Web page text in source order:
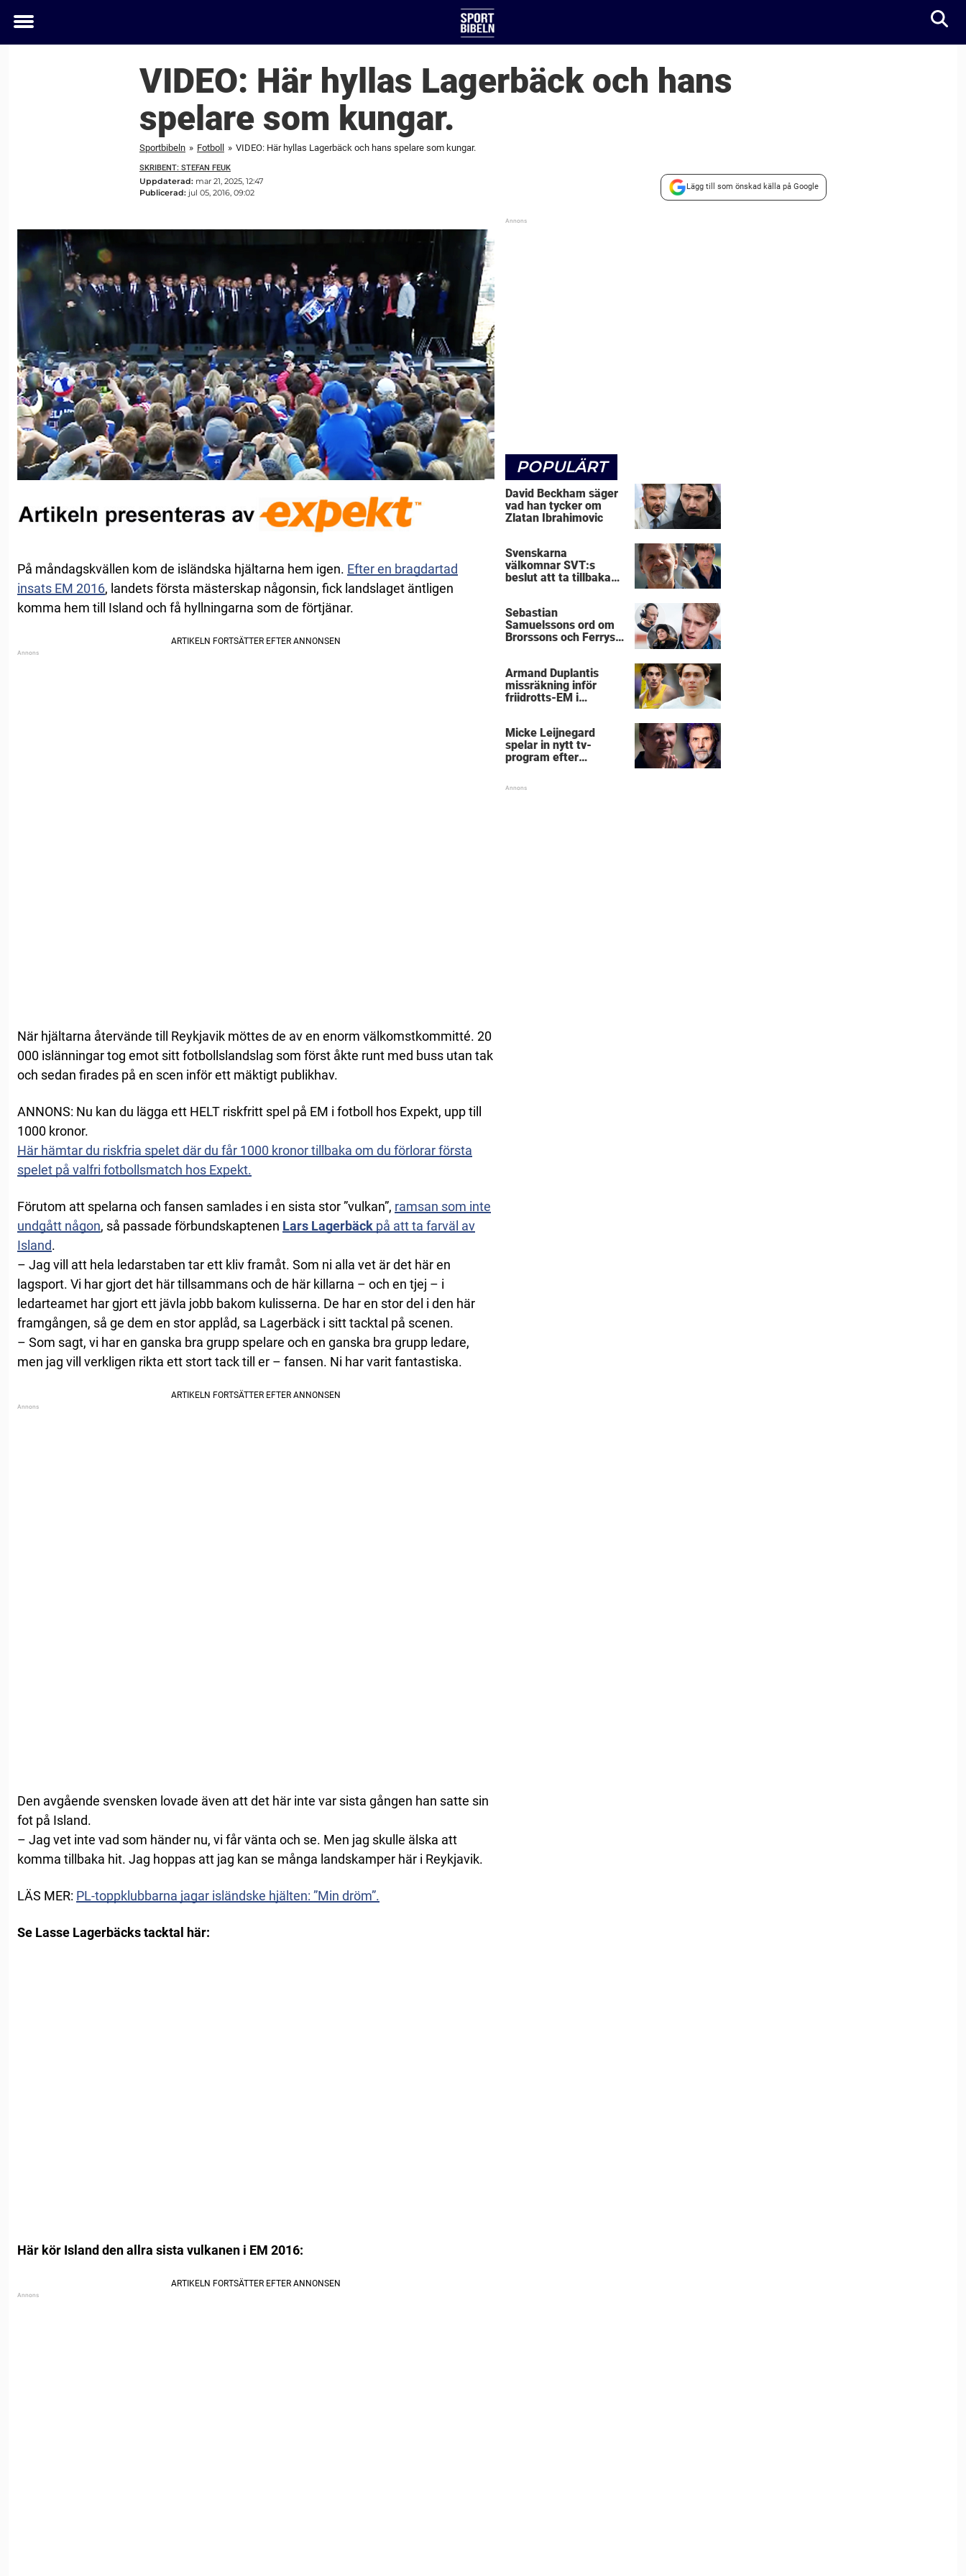
Toggle
VIDEO: Här hyllas Lagerbäck och hans
spelare som kungar.
Sportbibeln » Fotboll » VIDEO: Här hyllas Lagerbäck och hans spelare som kungar.
SKRIBENT: STEFAN FEUK
Uppdaterad: mar 21, 2025, 12:47
Publicerad: jul 05, 2016, 09:02
Lägg till som önskad källa på Google
På måndagskvällen kom de isländska hjältarna hem igen. Efter en bragdartad
insats EM 2016, landets första mästerskap någonsin, fick landslaget äntligen
komma hem till Island och få hyllningarna som de förtjänar.
När hjältarna återvände till Reykjavik möttes de av en enorm välkomstkommitté. 20
000 islänningar tog emot sitt fotbollslandslag som först åkte runt med buss utan tak
och sedan firades på en scen inför ett mäktigt publikhav.
ANNONS: Nu kan du lägga ett HELT riskfritt spel på EM i fotboll hos Expekt, upp till
1000 kronor.
Här hämtar du riskfria spelet där du får 1000 kronor tillbaka om du förlorar första
spelet på valfri fotbollsmatch hos Expekt.
Förutom att spelarna och fansen samlades i en sista stor ”vulkan”, ramsan som inte
undgått någon, så passade förbundskaptenen Lars Lagerbäck på att ta farväl av
Island.
– Jag vill att hela ledarstaben tar ett kliv framåt. Som ni alla vet är det här en
lagsport. Vi har gjort det här tillsammans och de här killarna – och en tjej – i
ledarteamet har gjort ett jävla jobb bakom kulisserna. De har en stor del i den här
framgången, så ge dem en stor applåd, sa Lagerbäck i sitt tacktal på scenen.
– Som sagt, vi har en ganska bra grupp spelare och en ganska bra grupp ledare,
men jag vill verkligen rikta ett stort tack till er – fansen. Ni har varit fantastiska.
Den avgående svensken lovade även att det här inte var sista gången han satte sin
fot på Island.
– Jag vet inte vad som händer nu, vi får vänta och se. Men jag skulle älska att
komma tillbaka hit. Jag hoppas att jag kan se många landskamper här i Reykjavik.
LÄS MER: PL-toppklubbarna jagar isländske hjälten: ”Min dröm”.
Se Lasse Lagerbäcks tacktal här:
Här kör Island den allra sista vulkanen i EM 2016:
POPULÄRT
David Beckham säger
vad han tycker om
Zlatan Ibrahimovic
Svenskarna
välkomnar SVT:s
beslut att ta tillbaka
Sebastian
Samuelssons ord om
Brorssons och Ferrys
Armand Duplantis
missräkning inför
friidrotts-EM i
Micke Leijnegard
spelar in nytt tv-
program efter